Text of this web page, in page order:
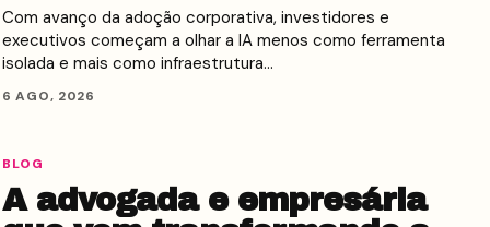
Com avanço da adoção corporativa, investidores e
executivos começam a olhar a IA menos como ferramenta
isolada e mais como infraestrutura…
6 AGO, 2026
BLOG
A advogada e empresária